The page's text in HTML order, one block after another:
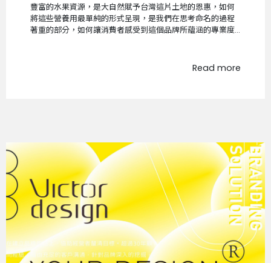
豐富的水果資源，是大自然賦予台灣這片土地的恩惠，如何
將這些營養用最單純的形式呈現，是我們在思考命名的過程
著重的部分，如何讓消費者感受到這個品牌所蘊涵的專業度
Read more